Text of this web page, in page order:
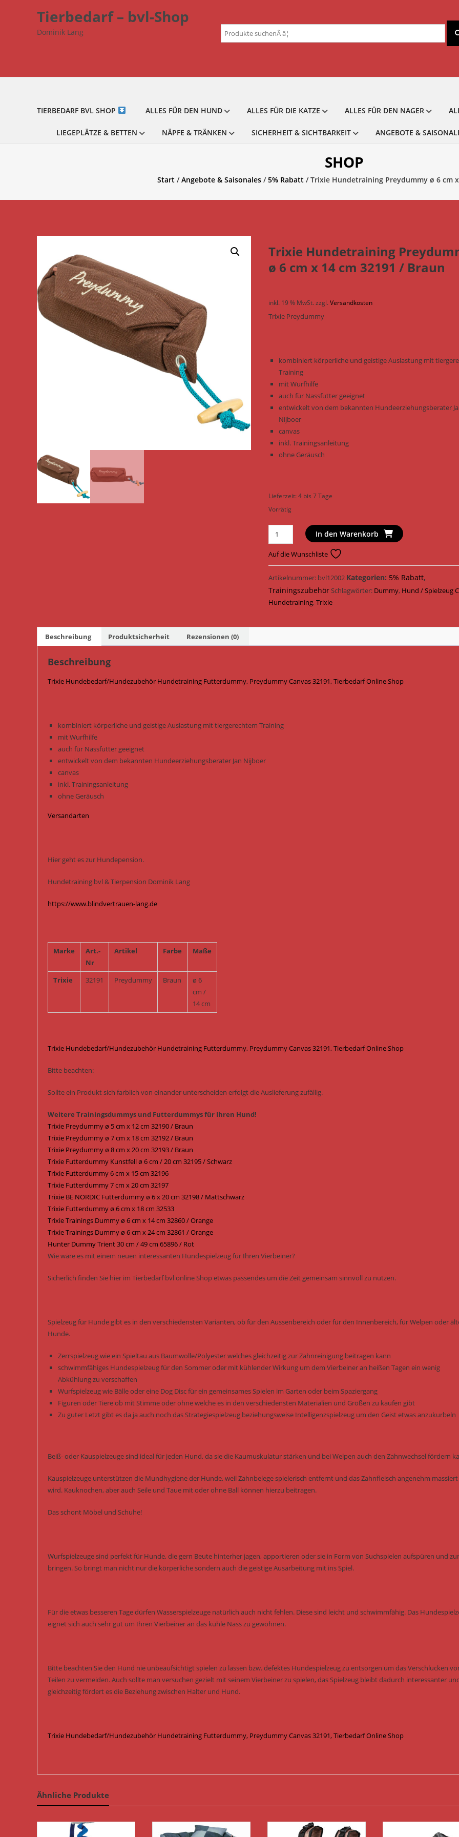
Tierbedarf – bvl-Shop
Dominik Lang
Suchen
nach:
TIERBEDARF BVL SHOP ALLES FÜR DEN HUND ALLES FÜR DIE KATZE ALLES FÜR DEN NAGER
LIEGEPLÄTZE & BETTEN NÄPFE & TRÄNKEN SICHERHEIT & SICHTBARKEIT ANGEBOTE &
SHOP
Start/Angebote & Saisonales/5% Rabatt/ Trixie Hundetraining Preydummy ø 6 cm x
Trixie Hundetraining
ø 6 cm x 14 cm 32191 / Braun
inkl. 19 % MwSt. zzgl.Versandkosten
Trixie Preydummy
kombiniert körperliche und geistige Auslastung mit
Training
mit Wurfhilfe
auch für Nassfutter geeignet
entwickelt von dem bekannten Hundeerziehungsberater
Nijboer
canvas
inkl. Trainingsanleitung
ohne Geräusch
Lieferzeit:4 bis 7 Tage
Vorrätig
Trixie
Hundetraining
Preydummy
ø
6
cm
x
/
In den Warenkorb
Auf die Wunschliste
Artikelnummer: bvl12002 Kategorien: 5% Rabatt,
TrainingszubehörSchlagwörter: Dummy, Hund / Spielzeug
Hundetraining,Trixie
Beschreibung Produktsicherheit Rezensionen (0)
Beschreibung
Trixie Hundebedarf/Hundezubehör Hundetraining Futterdummy, Preydummy Canvas 32191, Tierbedarf Online Shop
kombiniert körperliche und geistige Auslastung mit tiergerechtem Training
mit Wurfhilfe
auch für Nassfutter geeignet
entwickelt von dem bekannten Hundeerziehungsberater Jan Nijboer
canvas
inkl. Trainingsanleitung
ohne Geräusch
Versandarten
Hier geht es zur Hundepension.
Hundetraining bvl & Tierpension Dominik Lang
https://www.blindvertrauen-lang.de
Marke
Art.-
Nr
Artikel Farbe Maße
Trixie 32191 Preydummy Braun
ø 6
cm /
14 cm
Trixie Hundebedarf/Hundezubehör Hundetraining Futterdummy, Preydummy Canvas 32191, Tierbedarf Online Shop
Bitte beachten:
Sollte ein Produkt sich farblich von einander unterscheiden erfolgt die Auslieferung zufällig.
Weitere Trainingsdummys und Futterdummys für Ihren Hund!
Trixie Preydummy ø 5 cm x 12 cm 32190 / Braun
Trixie Preydummy ø 7 cm x 18 cm 32192 / Braun
Trixie Preydummy ø 8 cm x 20 cm 32193 / Braun
Trixie Futterdummy Kunstfell ø 6 cm / 20 cm 32195 / Schwarz
Trixie Futterdummy 6 cm x 15 cm 32196
Trixie Futterdummy 7 cm x 20 cm 32197
Trixie BE NORDIC Futterdummy ø 6 x 20 cm 32198 / Mattschwarz
Trixie Futterdummy ø 6 cm x 18 cm 32533
Trixie Trainings Dummy ø 6 cm x 14 cm 32860 / Orange
Trixie Trainings Dummy ø 6 cm x 24 cm 32861 / Orange
Hunter Dummy Trient 30 cm / 49 cm 65896 / Rot
Wie wäre es mit einem neuen interessanten Hundespielzeug für Ihren Vierbeiner?
Sicherlich finden Sie hier im Tierbedarf bvl online Shop etwas passendes um die Zeit gemeinsam sinnvoll zu nutzen.
Spielzeug für Hunde gibt es in den verschiedensten Varianten, ob für den Aussenbereich oder für den Innenbereich, für Welpen oder
Hunde.
Zerrspielzeug wie ein Spieltau aus Baumwolle/Polyester welches gleichzeitig zur Zahnreinigung beitragen kann
schwimmfähiges Hundespielzeug für den Sommer oder mit kühlender Wirkung um dem Vierbeiner an heißen Tagen ein wenig
Abkühlung zu verschaffen
Wurfspielzeug wie Bälle oder eine Dog Disc für ein gemeinsames Spielen im Garten oder beim Spaziergang
Figuren oder Tiere ob mit Stimme oder ohne welche es in den verschiedensten Materialien und Größen zu kaufen gibt
Zu guter Letzt gibt es da ja auch noch das Strategiespielzeug beziehungsweise Intelligenzspielzeug um den Geist etwas anzukurbeln
Beiß- oder Kauspielzeuge sind ideal für jeden Hund, da sie die Kaumuskulatur stärken und bei Welpen auch den Zahnwechsel fördern
Kauspielzeuge unterstützen die Mundhygiene der Hunde, weil Zahnbelege spielerisch entfernt und das Zahnfleisch angenehm massiert
wird. Kauknochen, aber auch Seile und Taue mit oder ohne Ball können hierzu beitragen.
Das schont Möbel und Schuhe!
Wurfspielzeuge sind perfekt für Hunde, die gern Beute hinterher jagen, apportieren oder sie in Form von Suchspielen aufspüren und
bringen. So bringt man nicht nur die körperliche sondern auch die geistige Ausarbeitung mit ins Spiel.
Für die etwas besseren Tage dürfen Wasserspielzeuge natürlich auch nicht fehlen. Diese sind leicht und schwimmfähig. Das
eignet sich auch sehr gut um Ihren Vierbeiner an das kühle Nass zu gewöhnen.
Bitte beachten Sie den Hund nie unbeaufsichtigt spielen zu lassen bzw. defektes Hundespielzeug zu entsorgen um das Verschlucken
Teilen zu vermeiden. Auch sollte man versuchen gezielt mit seinem Vierbeiner zu spielen, das Spielzeug bleibt dadurch interessanter
gleichzeitig fördert es die Beziehung zwischen Halter und Hund.
Trixie Hundebedarf/Hundezubehör Hundetraining Futterdummy, Preydummy Canvas 32191, Tierbedarf Online Shop
Ähnliche Produkte